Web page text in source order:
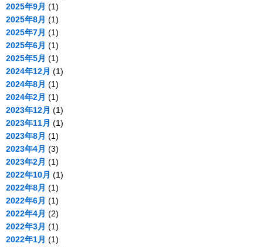
2025年9月 (1)
2025年8月 (1)
2025年7月 (1)
2025年6月 (1)
2025年5月 (1)
2024年12月 (1)
2024年8月 (1)
2024年2月 (1)
2023年12月 (1)
2023年11月 (1)
2023年8月 (1)
2023年4月 (3)
2023年2月 (1)
2022年10月 (1)
2022年8月 (1)
2022年6月 (1)
2022年4月 (2)
2022年3月 (1)
2022年1月 (1)